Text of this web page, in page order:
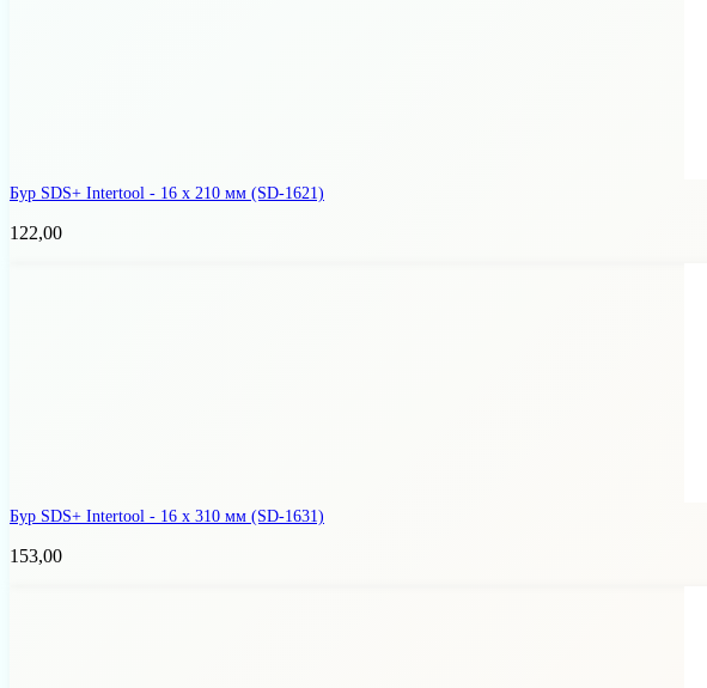
Бур SDS+ Intertool - 16 х 210 мм (SD-1621)
122,00
Бур SDS+ Intertool - 16 х 310 мм (SD-1631)
153,00